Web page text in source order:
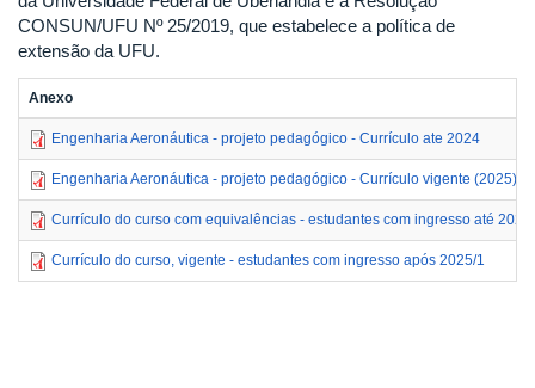
CONSUN/UFU Nº 25/2019, que estabelece a política de
extensão da UFU.
Anexo
Engenharia Aeronáutica - projeto pedagógico - Currículo ate 2024
Engenharia Aeronáutica - projeto pedagógico - Currículo vigente (2025)
Currículo do curso com equivalências - estudantes com ingresso até
Currículo do curso, vigente - estudantes com ingresso após 2025/1